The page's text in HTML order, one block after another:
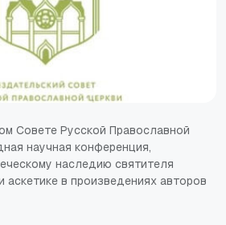
Совете Русской Православной
научная конференция,
наследию святителя
в произведениях авторов